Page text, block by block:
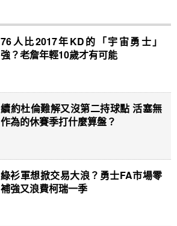
76人比2017年KD的「宇宙勇士」
強？老詹年輕10歲才有可能
續約杜倫難解又沒第二持球點 活塞無
作為的休賽季打什麼算盤？
綠衫軍想掀交易大浪？勇士FA市場零
補強又浪費柯瑞一季